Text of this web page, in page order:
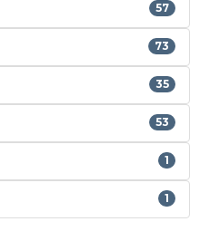
57
73
35
53
1
1